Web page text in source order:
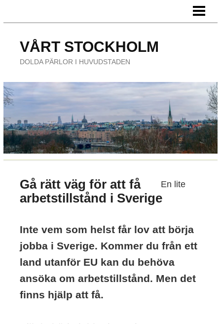
ÄTA UTE
VÅRT STOCKHOLM
DOLDA PÄRLOR I HUVUDSTADEN
Gå rätt väg för att få
arbetstillstånd i Sverige
Inte vem som helst får lov att börja
jobba i Sverige. Kommer du från ett
land utanför EU kan du behöva
ansöka om arbetstillstånd. Men det
finns hjälp att få.
En lite